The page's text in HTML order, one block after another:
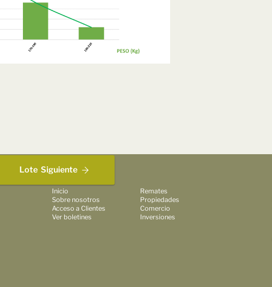
Lote Siguiente
Inicio
Sobre nosotros
Acceso a Clientes
Ver boletines
Remates
Propiedades
Comercio
Inversiones